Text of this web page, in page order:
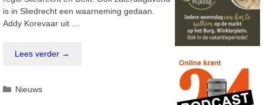
is in Sliedrecht een waarneming gedaan.
Addy Korevaar uit …
Lees verder →
Categorieën
Nieuws